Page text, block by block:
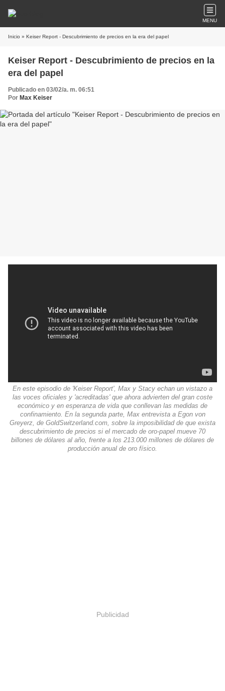
MENU
Inicio » Keiser Report - Descubrimiento de precios en la era del papel
Keiser Report - Descubrimiento de precios en la
era del papel
Publicado en 03/02/a. m. 06:51
Por Max Keiser
En este episodio de 'Keiser Report', Max y Stacy echan un vistazo a
las voces oficiales y 'acreditadas' que ahora advierten del gran coste
económico y en esperanza de vida que conllevan las medidas de
confinamiento. En la segunda parte, Max entrevista a Egon von
Greyerz, de GoldSwitzerland.com, sobre la imposibilidad de que exista
descubrimiento de precios si el mercado de oro-papel mueve 70
billones de dólares al año, frente a los 213.000 millones de dólares de
producción anual de oro físico.
Publicidad